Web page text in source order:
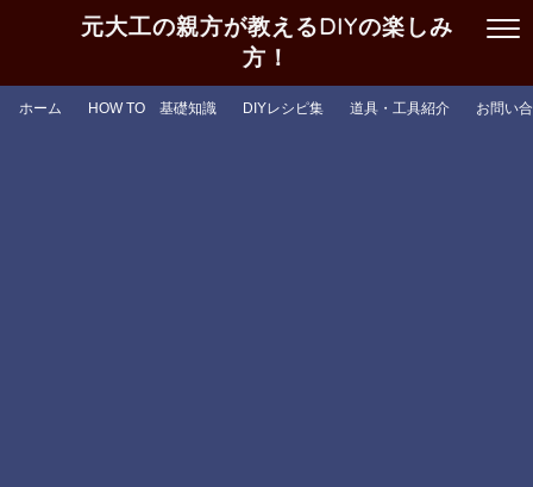
元大工の親方が教えるDIYの楽しみ
方！
ホーム HOW TO 基礎知識 DIYレシピ集 道具・工具紹介 お問い